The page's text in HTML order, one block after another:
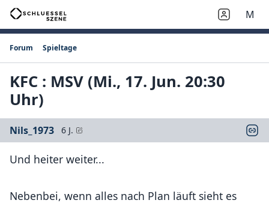
M
Forum Spieltage
KFC : MSV (Mi., 17. Jun. 20:30
Uhr)
Nils_1973 6 J.
Und heiter weiter...
Nebenbei, wenn alles nach Plan läuft sieht es